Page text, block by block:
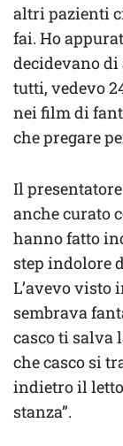
altri pazienti
fai. Ho
decidevano
tutti, vedevo
nei film di
che pregare
Il
anche curato
hanno fatto
step indolore
L’avevo visto
sembrava
casco ti salva
che casco si
indietro il
stanza”.